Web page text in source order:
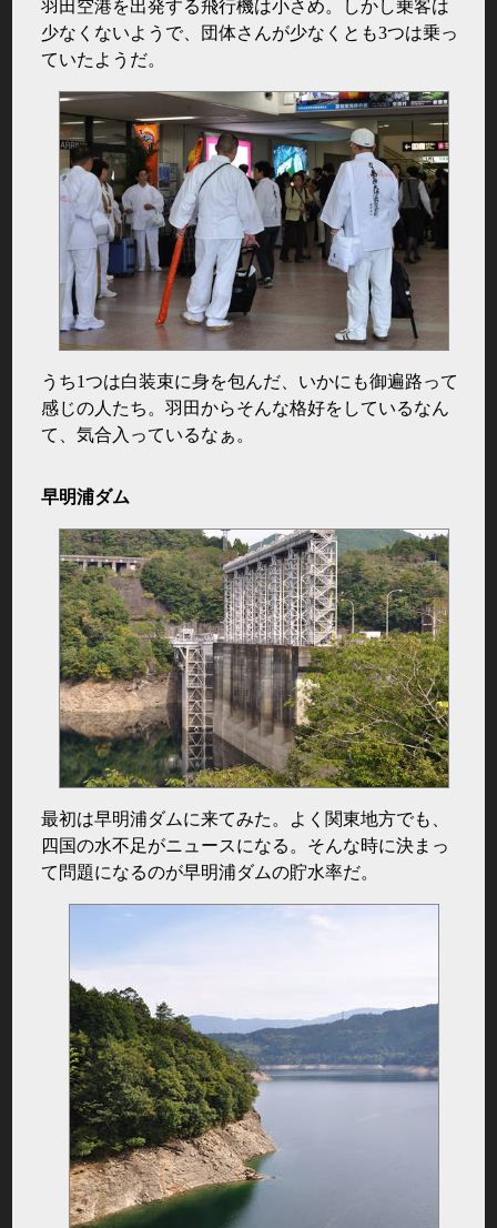
羽田空港を出発する飛行機は小さめ。しかし乗客は
少なくないようで、団体さんが少なくとも3つは乗っ
ていたようだ。
うち1つは白装束に身を包んだ、いかにも御遍路って
感じの人たち。羽田からそんな格好をしているなん
て、気合入っているなぁ。
早明浦ダム
最初は早明浦ダムに来てみた。よく関東地方でも、
四国の水不足がニュースになる。そんな時に決まっ
て問題になるのが早明浦ダムの貯水率だ。